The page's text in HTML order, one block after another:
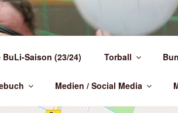
in Deutschland
Saison (23/24) Torball
Medien / Social Media